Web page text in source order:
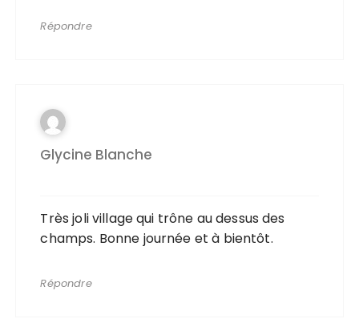
Répondre
Glycine Blanche
Très joli village qui trône au dessus des
champs. Bonne journée et à bientôt.
Répondre